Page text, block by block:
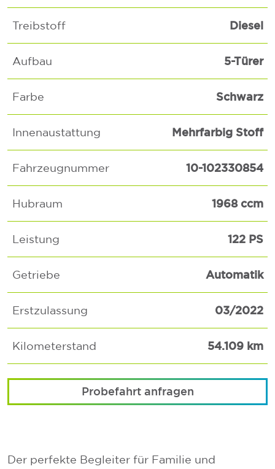
Treibstoff Diesel
Aufbau 5-Türer
Farbe Schwarz
Innenaustattung Mehrfarbig Stoff
Fahrzeugnummer 10-102330854
Hubraum 1968 ccm
Leistung 122 PS
Getriebe Automatik
Erstzulassung 03/2022
Kilometerstand 54.109 km
Probefahrt anfragen
Der perfekte Begleiter für Familie und